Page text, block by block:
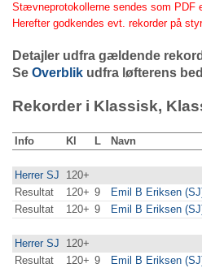
Stævneprotokollerne sendes som
Herefter godkendes evt. rekorder på
Detajler udfra gældende
Se Overblik udfra løfterens
Rekorder i Klassisk,
Info Kl L Navn
Herrer SJ 120+
Resultat
120+ 9 Emil B Eriksen
Resultat
120+ 9 Emil B Eriksen
Herrer SJ 120+
Resultat
120+ 9 Emil B Eriksen